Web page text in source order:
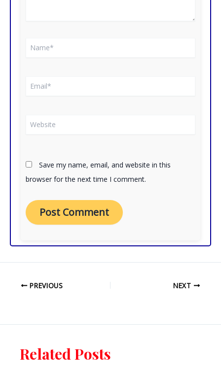
Save my name, email, and website in this
browser for the next time I comment.
PREVIOUS NEXT
Related Posts